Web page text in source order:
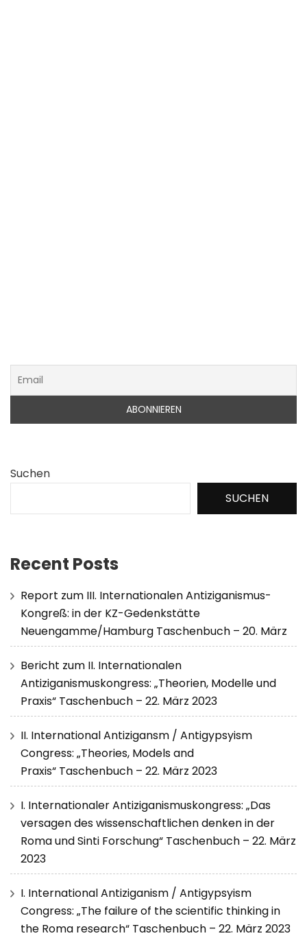
Suchen
SUCHEN
Recent Posts
Report zum III. Internationalen Antiziganismus-
Kongreß: in der KZ-Gedenkstätte
Neuengamme/Hamburg Taschenbuch – 20. März
Bericht zum II. Internationalen
Antiziganismuskongress: „Theorien, Modelle und
Praxis“ Taschenbuch – 22. März 2023
II. International Antizigansm / Antigypsyism
Congress: „Theories, Models and
Praxis“ Taschenbuch – 22. März 2023
I. Internationaler Antiziganismuskongress: „Das
versagen des wissenschaftlichen denken in der
Roma und Sinti Forschung“ Taschenbuch – 22. März
2023
I. International Antiziganism / Antigypsyism
Congress: „The failure of the scientific thinking in
the Roma research“ Taschenbuch – 22. März 2023